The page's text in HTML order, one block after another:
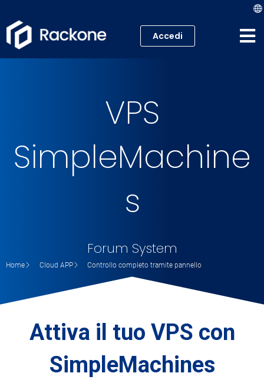
Server
Accedi
VPS
SimpleMachine
s
Forum System
Home Cloud APP Controllo completo tramite pannello
Attiva il tuo VPS con
SimpleMachines